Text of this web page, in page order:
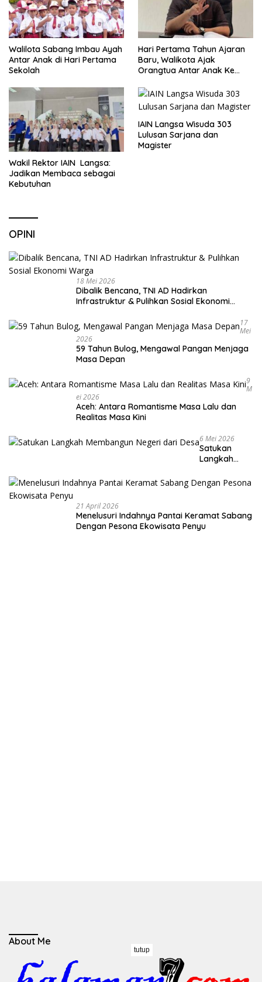
Walilota Sabang Imbau Ayah
Antar Anak di Hari Pertama
Sekolah
Hari Pertama Tahun Ajaran
Baru, Walikota Ajak
Orangtua Antar Anak Ke
Wakil Rektor IAIN Langsa:
Jadikan Membaca sebagai
Kebutuhan
IAIN Langsa Wisuda 303
Lulusan Sarjana dan
Magister
OPINI
18 Mei 2026
Dibalik Bencana, TNI AD Hadirkan
Infrastruktur & Pulihkan Sosial Ekonomi
17
Mei
2026
59 Tahun Bulog, Mengawal Pangan Menjaga
Masa Depan
9
M
Ei 2026
Aceh: Antara Romantisme Masa Lalu dan
Realitas Masa Kini
6 Mei 2026
Satukan
Langkah
Negeri dari
Desa
21 April 2026
Menelusuri Indahnya Pantai Keramat Sabang
Dengan Pesona Ekowisata Penyu
About Me
tutup